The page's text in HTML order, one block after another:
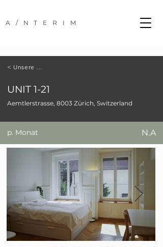
A/NTERIM
UNIT 1-21
Aemtlerstrasse, 8003 Zürich, Switzerland
p. Monat N.A